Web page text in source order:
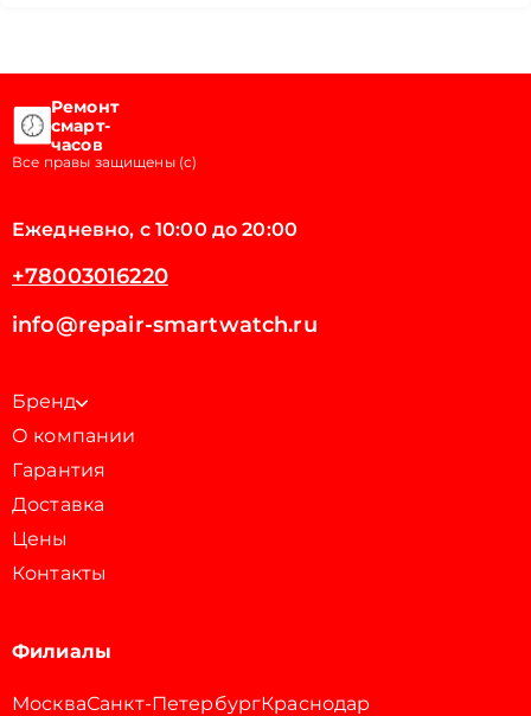
Ремонт
смарт-
часов
Все правы защищены (с)
Ежедневно, с 10:00 до 20:00
+78003016220
info@repair-smartwatch.ru
Бренд
О компании
Гарантия
Доставка
Цены
Контакты
Филиалы
МоскваСанкт-ПетербургКраснодар